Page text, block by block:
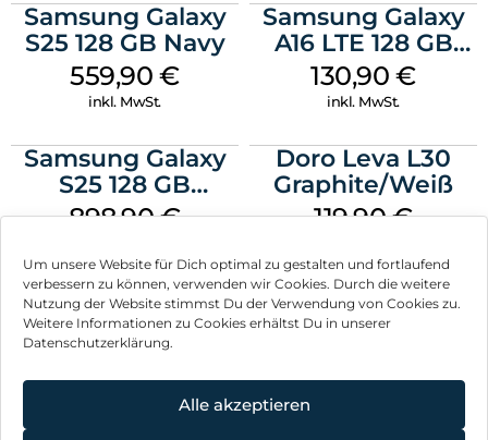
Um unsere Website für Dich optimal zu gestalten und fortlaufend
verbessern zu können, verwenden wir Cookies. Durch die weitere
Nutzung der Website stimmst Du der Verwendung von Cookies zu.
Weitere Informationen zu Cookies erhältst Du in unserer
Datenschutzerklärung.
Alle akzeptieren
Samsung Galaxy
S25 128 GB Navy
559,90€
inkl. MwSt.
Samsung Galaxy
A16 LTE 128 GB
Black
130,90€
inkl. MwSt.
Samsung Galaxy
S25 128 GB
Icyblue
898,90€
Doro Leva L30
Graphite/Weiß
119,90€